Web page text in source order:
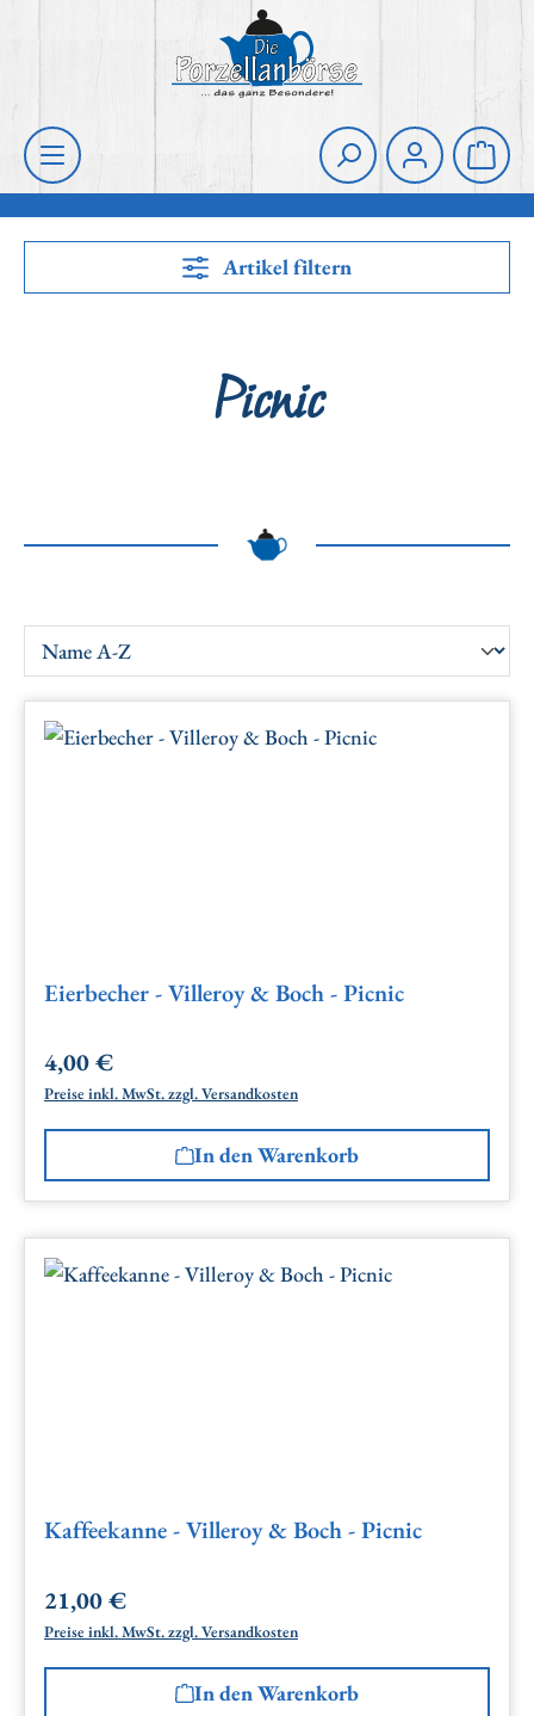
Hauptinhalt springen
Artikel filtern
Picnic
Eierbecher - Villeroy & Boch - Picnic
Regulärer Preis:
4,00 €
Preise inkl. MwSt. zzgl. Versandkosten
In den Warenkorb
Kaffeekanne - Villeroy & Boch - Picnic
Regulärer Preis:
21,00 €
Preise inkl. MwSt. zzgl. Versandkosten
In den Warenkorb